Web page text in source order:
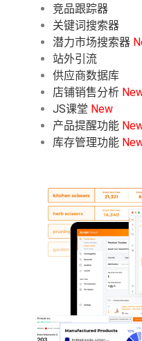
竞品跟踪器
关键词搜索器
潜力市场搜索器
站外引流
供应商数据库
店铺销售分析
JS课堂 New
产品提醒功能
库存管理功能